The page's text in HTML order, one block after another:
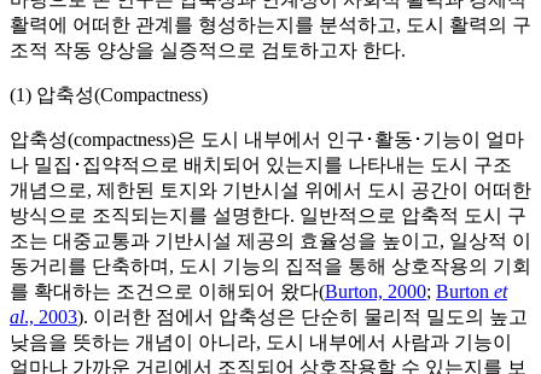
활력에 어떠한 관계를 형성하는지를 분석하고, 도시 활력의 구
조적 작동 양상을 실증적으로 검토하고자 한다.
(1) 압축성(Compactness)
압축성(compactness)은 도시 내부에서 인구･활동･기능이 얼마
나 밀집･집약적으로 배치되어 있는지를 나타내는 도시 구조
개념으로, 제한된 토지와 기반시설 위에서 도시 공간이 어떠한
방식으로 조직되는지를 설명한다. 일반적으로 압축적 도시 구
조는 대중교통과 기반시설 제공의 효율성을 높이고, 일상적 이
동거리를 단축하며, 도시 기능의 집적을 통해 상호작용의 기회
를 확대하는 조건으로 이해되어 왔다(Burton, 2000; Burton et
al., 2003). 이러한 점에서 압축성은 단순히 물리적 밀도의 높고
낮음을 뜻하는 개념이 아니라, 도시 내부에서 사람과 기능이
얼마나 가까운 거리에서 조직되어 상호작용할 수 있는지를 보